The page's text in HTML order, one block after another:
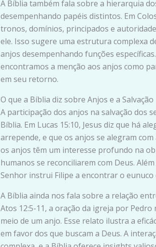
A Bíblia também fala sobre a hierarquia
desempenhando papéis distintos. Em
tronos, domínios, principados e
ele. Isso sugere uma estrutura complexa
anjos desempenhando funções
encontramos a menção aos anjos como
em seu retorno.
O que a Bíblia diz sobre Anjos e a Salvação
A participação dos anjos na salvação dos
Bíblia. Em Lucas 15:10, Jesus diz que há
arrepende, e que os anjos se alegram
os anjos têm um interesse profundo na
humanos se reconciliarem com Deus.
Senhor instrui Filipe a encontrar o
A Bíblia ainda nos fala sobre a relação
Atos 12:5-11, a oração da igreja por
meio de um anjo. Esse relato ilustra a
em favor dos que buscam a Deus. A